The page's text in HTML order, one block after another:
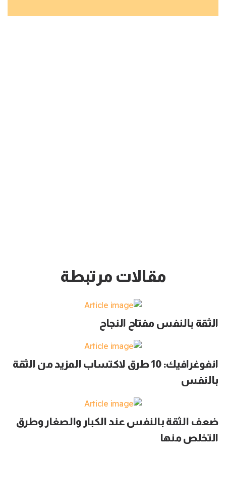
مقالات مرتبطة
الثقة بالنفس مفتاح النجاح
انفوغرافيك: 10 طرق لاكتساب المزيد من الثقة
بالنفس
ضعف الثقة بالنفس عند الكبار والصغار وطرق
التخلص منها